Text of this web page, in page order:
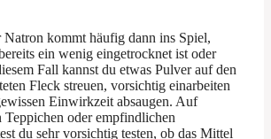
kommt häufig dann ins Spiel,
ein wenig eingetrocknet ist oder
Fall kannst du etwas Pulver auf den
Fleck streuen, vorsichtig einarbeiten
Einwirkzeit absaugen. Auf
Teppichen oder empfindlichen
du sehr vorsichtig testen, ob das Mittel